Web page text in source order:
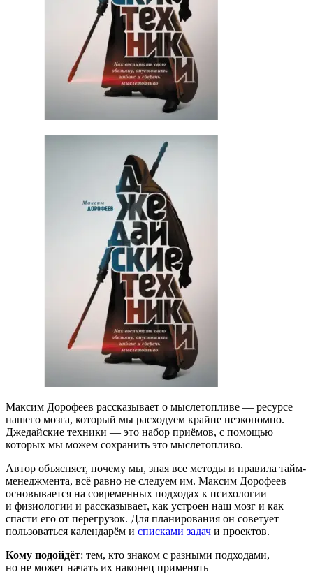
Максим Дорофеев рассказывает о мыслетопливе — ресурсе
нашего мозга, который мы расходуем крайне неэкономно.
Джедайские техники — это набор приёмов, с помощью
которых мы можем сохранить это мыслетопливо.
Автор объясняет, почему мы, зная все методы и правила тайм-
менеджмента, всё равно не следуем им. Максим Дорофеев
основывается на современных подходах к психологии
и физиологии и рассказывает, как устроен наш мозг и как
спасти его от перегрузок. Для планирования он советует
пользоваться календарём и списками задач и проектов.
Кому подойдёт: тем, кто знаком с разными подходами,
но не может начать их наконец применять